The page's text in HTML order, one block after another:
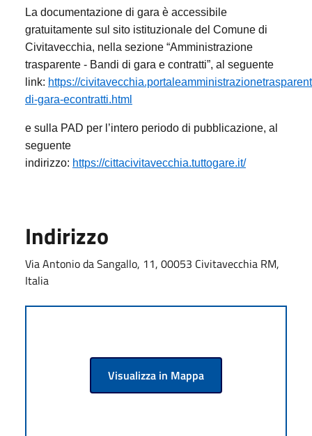
La documentazione di gara è accessibile
gratuitamente sul sito istituzionale del Comune di
Civitavecchia, nella sezione “Amministrazione
trasparente - Bandi di gara e contratti”, al seguente
link: https://
di-gara-econtratti.html
e sulla PAD per l’intero periodo di pubblicazione, al
seguente
indirizzo: https://cittacivitavecchia.tuttogare.it/
Indirizzo
Via Antonio da Sangallo, 11, 00053 Civitavecchia RM,
Italia
Visualizza in Mappa